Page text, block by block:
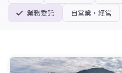
業務委託
自営業・経営